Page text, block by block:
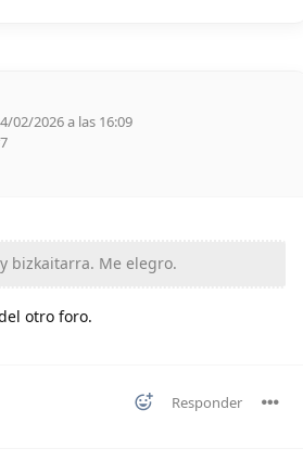
02/2026 a las 16:09
7
bizkaitarra. Me elegro.
otro foro.
Responder